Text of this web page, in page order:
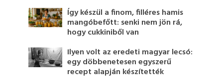
Így készül a finom, filléres hamis
mangóbefőtt: senki nem jön rá,
hogy cukkiniből van
Ilyen volt az eredeti magyar lecsó:
egy döbbenetesen egyszerű
recept alapján készítették